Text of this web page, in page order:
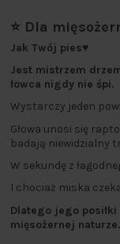
⭐ Dla
Jak Twój pies♥️
Jest mistrzem
łowca nigdy nie śpi.
Wystarczy jeden
Głowa unosi się
badają niewidzialny
W sekundę z
I chociaż miska
Dlatego jego
mięsożernej naturze.